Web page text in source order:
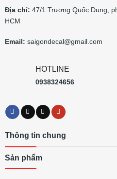
Địa chỉ: 47/1 Trương Quốc Dung,
HCM
Email: saigondecal@gmail.com
HOTLINE
0938324656
Thông tin chung
Sản phẩm